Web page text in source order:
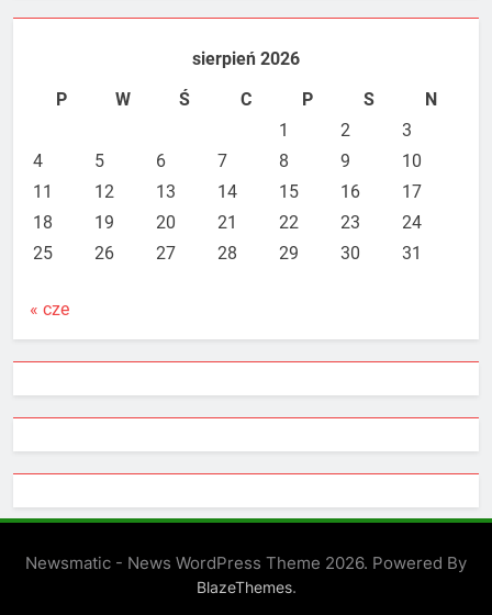
sierpień 2026
P
W Ś C P S
N
1
2
3
4
5 6 7 8 9
10
11
12 13 14 15 16
17
18
19 20 21 22 23
24
25
26 27 28 29 30 31
« cze
Newsmatic - News WordPress Theme 2026. Powered By
BlazeThemes.